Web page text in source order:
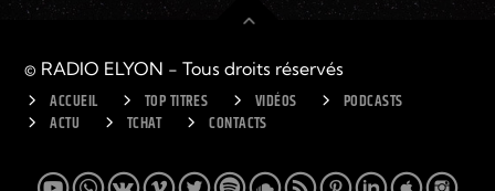
© RADIO ELYON - Tous droits réservés
ACCUEIL TOP TITRES VIDÉOS
PODCASTS
ACTU
TCHAT CONTACTS